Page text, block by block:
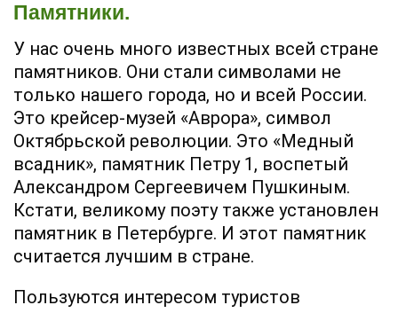
Памятники.
У нас очень много известных всей стране
памятников. Они стали символами не
только нашего города, но и всей России.
Это крейсер-музей «Аврора», символ
Октябрьской революции. Это «Медный
всадник», памятник Петру 1, воспетый
Александром Сергеевичем Пушкиным.
Кстати, великому поэту также установлен
памятник в Петербурге. И этот памятник
считается лучшим в стране.
Пользуются интересом туристов